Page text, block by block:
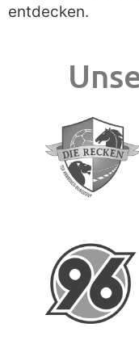
entdecken.